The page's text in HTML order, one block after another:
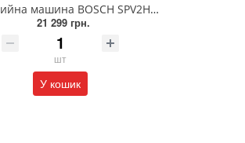
Посудомийна машина BOSCH SPV2HMX03K
21 299 грн.
шт
У кошик